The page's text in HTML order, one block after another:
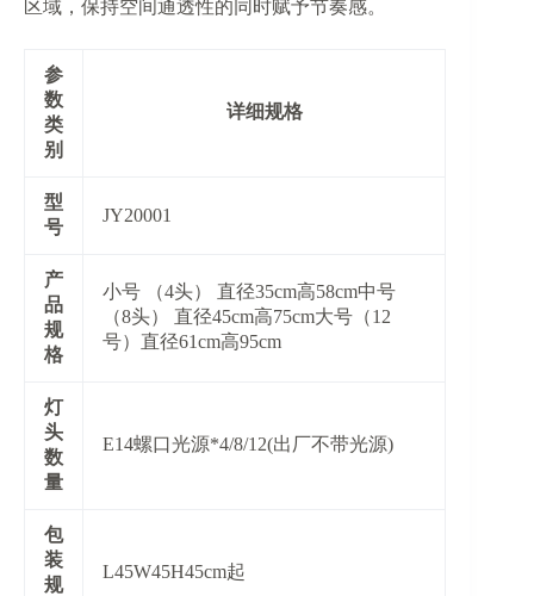
区域，保持空间通透性的同时赋予节奏感。
参
数
类
别
详细规格
​型
号​
JY20001
​产
品
规
格​
小号 （4头） 直径35cm高58cm中号
（8头） 直径45cm高75cm大号（12
号）直径61cm高95cm
​灯
头
数
量​
E14螺口光源*4/8/12(出厂不带光源)
​包
装
规
L45W45H45cm起